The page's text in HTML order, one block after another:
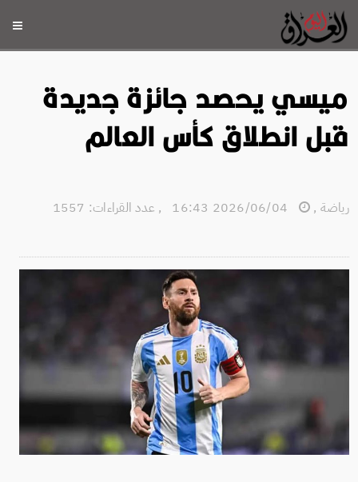
ميسي يحصد جائزة جديدة
قبل انطلاق كأس العالم
رياضة ,
, عدد القراءات: 1557